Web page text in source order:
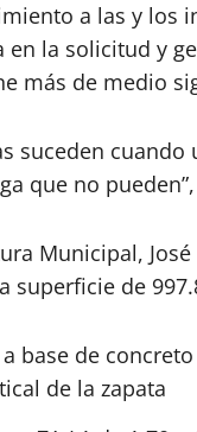
a las y los
en la solicitud y
más de medio
suceden
que no
Municipal,
superficie de
base de
de la zapata